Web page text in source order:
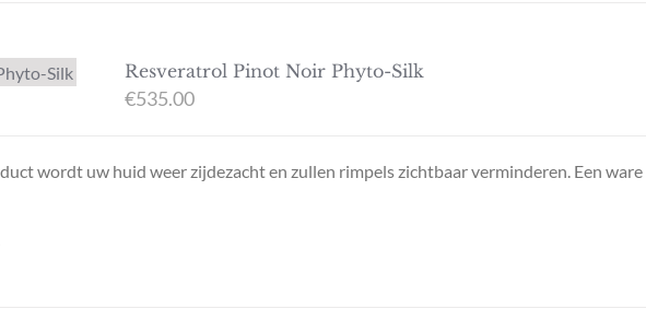
Resveratrol Pinot Noir Phyto-Silk
€535.00
wordt uw huid weer zijdezacht en zullen rimpels zichtbaar verminderen. Een ware